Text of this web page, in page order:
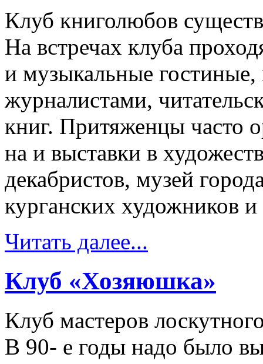
Клуб книголюбов
На встречах клуба
и музыкальные гостиные,
журналистами,
книг. Притяженцы часто
на и выставки в
декабристов, музей
курганских художников
Читать далее...
Клуб «Хозяюшка»
Клуб мастеров
В 90- е годы надо было